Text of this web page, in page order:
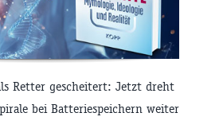
Retter gescheitert: Jetzt dreht
bei Batteriespeichern weiter